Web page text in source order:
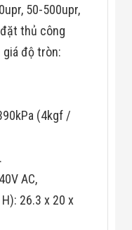
50-500upr,
thủ công
giá độ tròn:
(4kgf /
AC,
26.3 x 20 x